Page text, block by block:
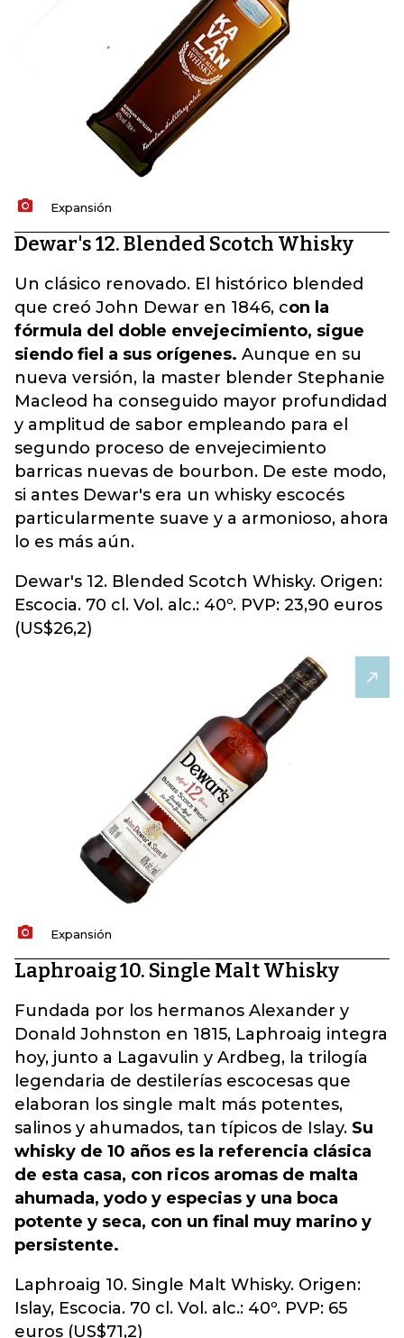
Expansión
Dewar's 12. Blended Scotch Whisky
Un clásico renovado. El histórico blended
que creó John Dewar en 1846, con la
fórmula del doble envejecimiento, sigue
siendo fiel a sus orígenes. Aunque en su
nueva versión, la master blender Stephanie
Macleod ha conseguido mayor profundidad
y amplitud de sabor empleando para el
segundo proceso de envejecimiento
barricas nuevas de bourbon. De este modo,
si antes Dewar's era un whisky escocés
particularmente suave y a armonioso, ahora
lo es más aún.
Dewar's 12. Blended Scotch Whisky. Origen:
Escocia. 70 cl. Vol. alc.: 40º. PVP: 23,90 euros
(US$26,2)
Expansión
Laphroaig 10. Single Malt Whisky
Fundada por los hermanos Alexander y
Donald Johnston en 1815, Laphroaig integra
hoy, junto a Lagavulin y Ardbeg, la trilogía
legendaria de destilerías escocesas que
elaboran los single malt más potentes,
salinos y ahumados, tan típicos de Islay. Su
whisky de 10 años es la referencia clásica
de esta casa, con ricos aromas de malta
ahumada, yodo y especias y una boca
potente y seca, con un final muy marino y
persistente.
Laphroaig 10. Single Malt Whisky. Origen:
Islay, Escocia. 70 cl. Vol. alc.: 40º. PVP: 65
euros (US$71,2)